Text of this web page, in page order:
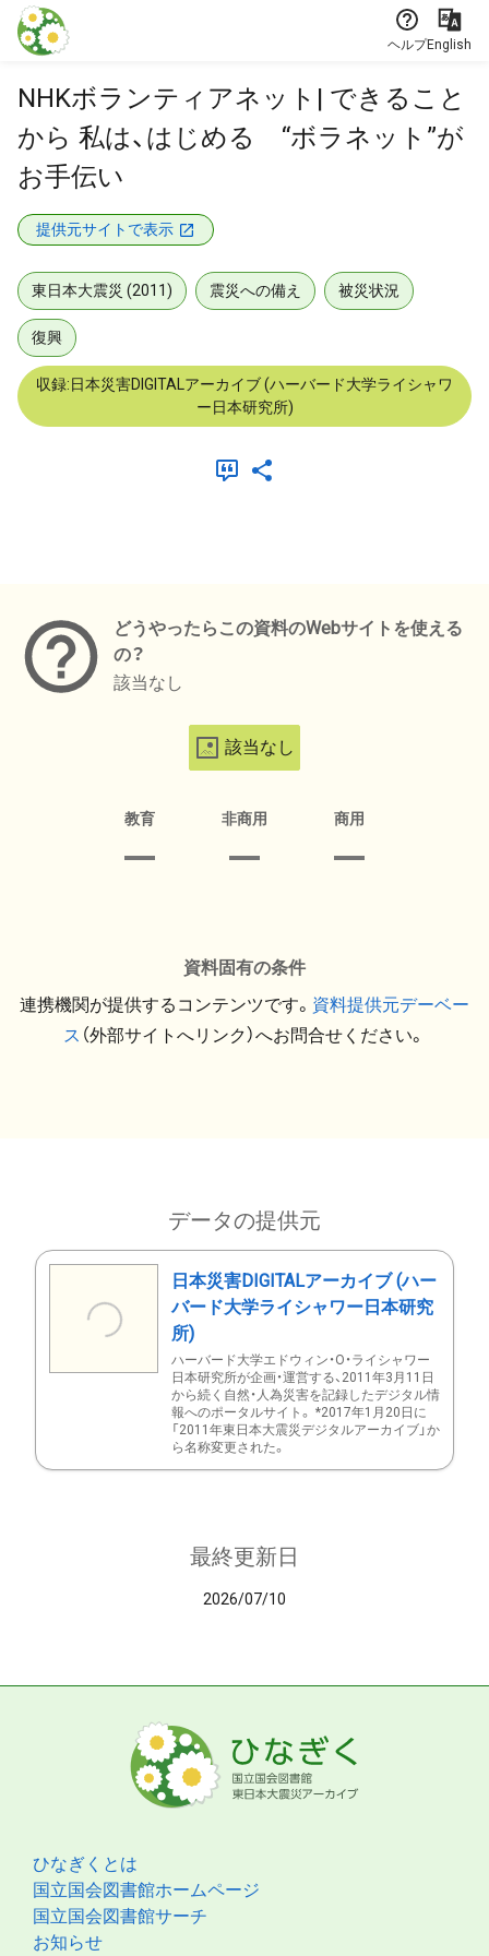
本文に飛ぶ
ヘルプEnglish
NHKボランティアネット| できること
から 私は、はじめる “ボラネット”が
お手伝い
提供元サイトで表示
東日本大震災 (2011) 震災への備え 被災状況
復興
収録:日本災害DIGITALアーカイブ (ハーバード大学ライシャワ
ー日本研究所)
どうやったらこの資料のWebサイトを使える
の？
該当なし
該当なし
教育 非商用 商用
資料固有の条件
連携機関が提供するコンテンツです。 資料提供元デーベー
ス （外部サイトへリンク）へお問合せください。
データの提供元
日本災害DIGITALアーカイブ (ハー
バード大学ライシャワー日本研究
所)
ハーバード大学エドウィン・O・ライシャワー
日本研究所が企画・運営する、2011年3月11日
から続く自然・人為災害を記録したデジタル情
報へのポータルサイト。 *2017年1月20日に
「2011年東日本大震災デジタルアーカイブ」か
ら名称変更された。
最終更新日
2026/07/10
ひなぎくとは
国立国会図書館ホームページ
国立国会図書館サーチ
お知らせ